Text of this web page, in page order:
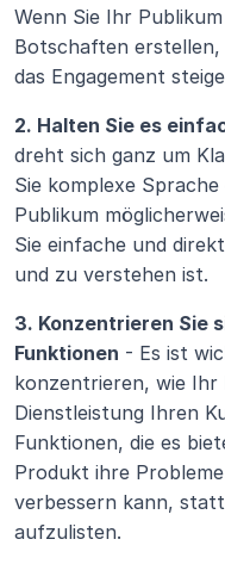
Wenn Sie Ihr
Botschaften erstellen,
das Engagement
2. Halten Sie es
dreht sich ganz um
Sie komplexe
Publikum
Sie einfache und
und zu verstehen ist.
3. Konzentrieren Sie
Funktionen - Es ist
konzentrieren, wie
Dienstleistung Ihren
Funktionen, die es
Produkt ihre
verbessern kann,
aufzulisten.